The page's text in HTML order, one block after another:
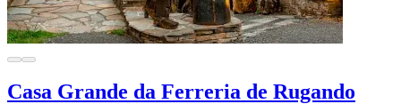
Casa Grande da Ferreria de Rugando